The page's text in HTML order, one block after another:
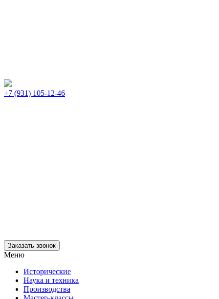
+7 (931) 105-12-46
Заказать звонок
Меню
Исторические
Наука и техника
Производства